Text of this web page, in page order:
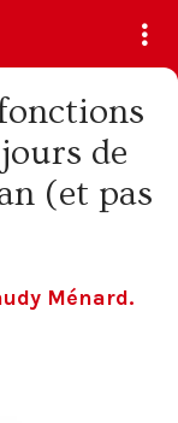
de
(et pas
Ménard.